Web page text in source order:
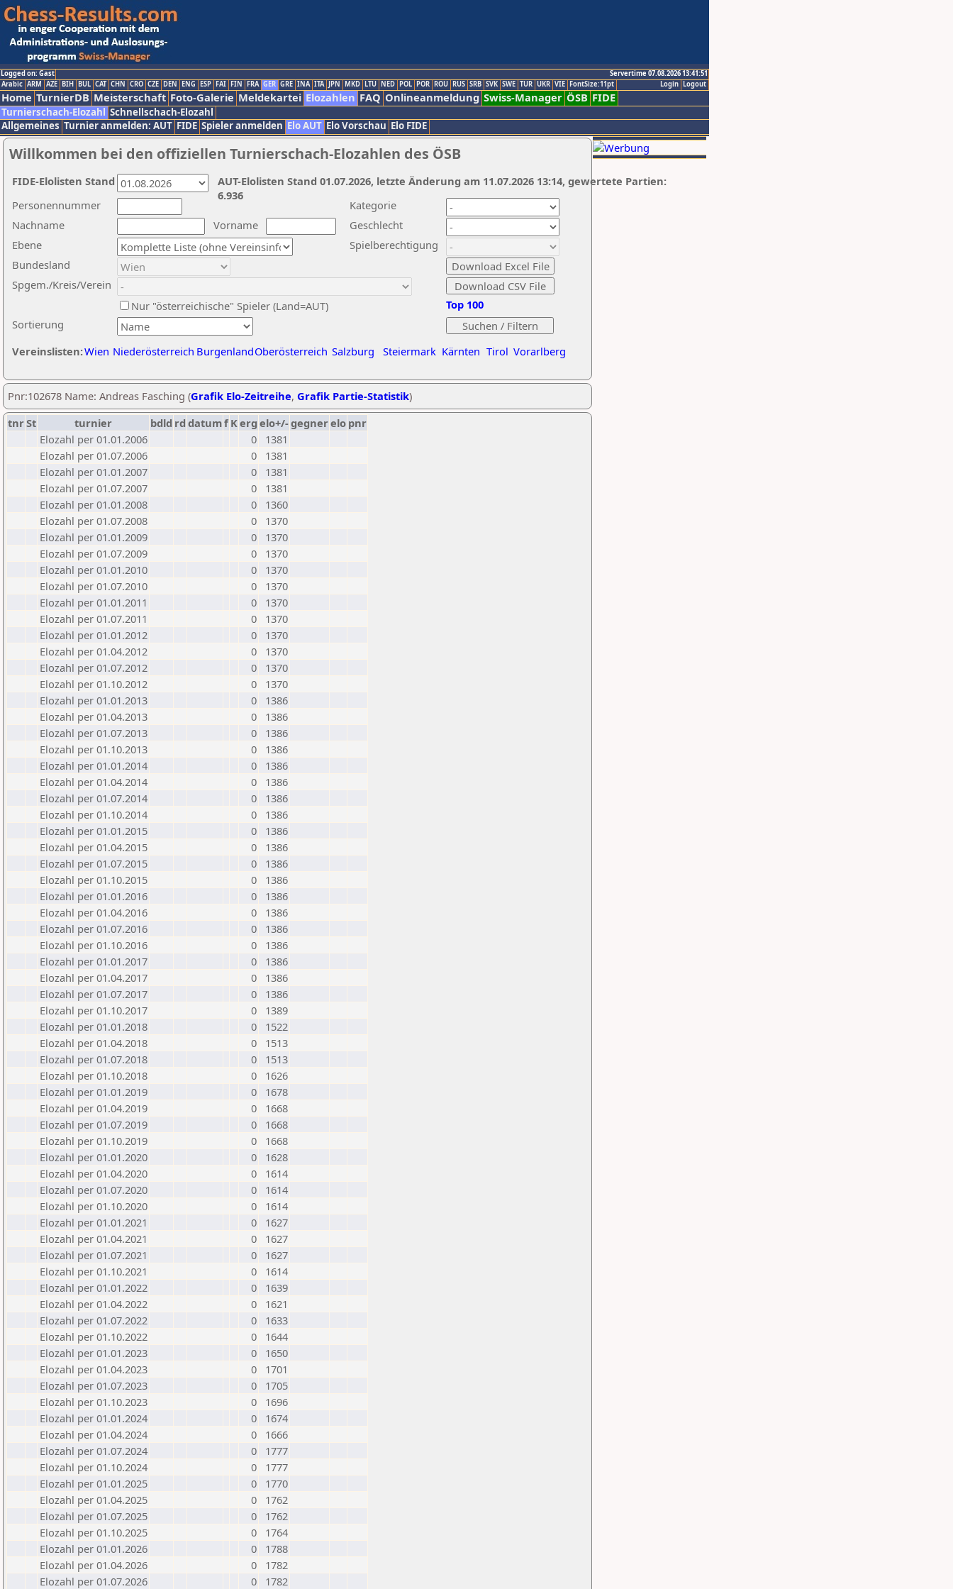
Logged on: Gast
Servertime 07.08.2026 13:41:51
Logout
Login
Arabic ARM AZE BIH BUL CAT CHN CRO CZE DEN ENG ESP FAI FIN FRA GER GRE INA ITA JPN MKD LTU NED POL POR ROU RUS SRB SVK SWE TUR UKR VIE FontSize:11pt
Home TurnierDB Meisterschaft Foto-Galerie Meldekartei Elozahlen FAQ Onlineanmeldung Swiss-Manager ÖSB FIDE
Turnierschach-Elozahl Schnellschach-Elozahl
Allgemeines Turnier anmelden: AUT FIDE Spieler anmelden Elo AUT Elo Vorschau Elo FIDE
Willkommen bei den offiziellen Turnierschach-Elozahlen des ÖSB
Nachname
Vorname
Ebene
Kategorie
Sortierung
Personennummer
Bundesland
Spgem./Kreis/Verein
Geschlecht
Nur "österreichische" Spieler (Land=AUT)
Spielberechtigung
Vereinslisten:Wien Niederösterreich BurgenlandOberösterreich Salzburg Steiermark Kärnten Tirol Vorarlberg
Top 100
AUT-Elolisten Stand 01.07.2026, letzte Änderung am 11.07.2026 13:14, gewertete Partien:
6.936
FIDE-Elolisten Stand
Pnr:102678 Name: Andreas Fasching (Grafik Elo-Zeitreihe, Grafik Partie-Statistik)
tnrSt turnier bdld rd datumf Kerg elo+/-gegnerelo pnr
Elozahl per 01.01.2006
0
1381
Elozahl per 01.07.2006
0
1381
Elozahl per 01.01.2007
0
1381
Elozahl per 01.07.2007
0
1381
Elozahl per 01.01.2008
0
1360
Elozahl per 01.07.2008
0
1370
Elozahl per 01.01.2009
0
1370
Elozahl per 01.07.2009
0
1370
Elozahl per 01.01.2010
0
1370
Elozahl per 01.07.2010
0
1370
Elozahl per 01.01.2011
0
1370
Elozahl per 01.07.2011
0
1370
Elozahl per 01.01.2012
0
1370
Elozahl per 01.04.2012
0
1370
Elozahl per 01.07.2012
0
1370
Elozahl per 01.10.2012
0
1370
Elozahl per 01.01.2013
0
1386
Elozahl per 01.04.2013
0
1386
Elozahl per 01.07.2013
0
1386
Elozahl per 01.10.2013
0
1386
Elozahl per 01.01.2014
0
1386
Elozahl per 01.04.2014
0
1386
Elozahl per 01.07.2014
0
1386
Elozahl per 01.10.2014
0
1386
Elozahl per 01.01.2015
0
1386
Elozahl per 01.04.2015
0
1386
Elozahl per 01.07.2015
0
1386
Elozahl per 01.10.2015
0
1386
Elozahl per 01.01.2016
0
1386
Elozahl per 01.04.2016
0
1386
Elozahl per 01.07.2016
0
1386
Elozahl per 01.10.2016
0
1386
Elozahl per 01.01.2017
0
1386
Elozahl per 01.04.2017
0
1386
Elozahl per 01.07.2017
0
1386
Elozahl per 01.10.2017
0
1389
Elozahl per 01.01.2018
0
1522
Elozahl per 01.04.2018
0
1513
Elozahl per 01.07.2018
0
1513
Elozahl per 01.10.2018
0
1626
Elozahl per 01.01.2019
0
1678
Elozahl per 01.04.2019
0
1668
Elozahl per 01.07.2019
0
1668
Elozahl per 01.10.2019
0
1668
Elozahl per 01.01.2020
0
1628
Elozahl per 01.04.2020
0
1614
Elozahl per 01.07.2020
0
1614
Elozahl per 01.10.2020
0
1614
Elozahl per 01.01.2021
0
1627
Elozahl per 01.04.2021
0
1627
Elozahl per 01.07.2021
0
1627
Elozahl per 01.10.2021
0
1614
Elozahl per 01.01.2022
0
1639
Elozahl per 01.04.2022
0
1621
Elozahl per 01.07.2022
0
1633
Elozahl per 01.10.2022
0
1644
Elozahl per 01.01.2023
0
1650
Elozahl per 01.04.2023
0
1701
Elozahl per 01.07.2023
0
1705
Elozahl per 01.10.2023
0
1696
Elozahl per 01.01.2024
0
1674
Elozahl per 01.04.2024
0
1666
Elozahl per 01.07.2024
0
1777
Elozahl per 01.10.2024
0
1777
Elozahl per 01.01.2025
0
1770
Elozahl per 01.04.2025
0
1762
Elozahl per 01.07.2025
0
1762
Elozahl per 01.10.2025
0
1764
Elozahl per 01.01.2026
0
1788
Elozahl per 01.04.2026
0
1782
Elozahl per 01.07.2026
0 1782